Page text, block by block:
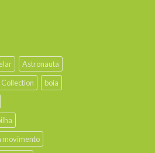
Astronauta
Collection
boia
movimento